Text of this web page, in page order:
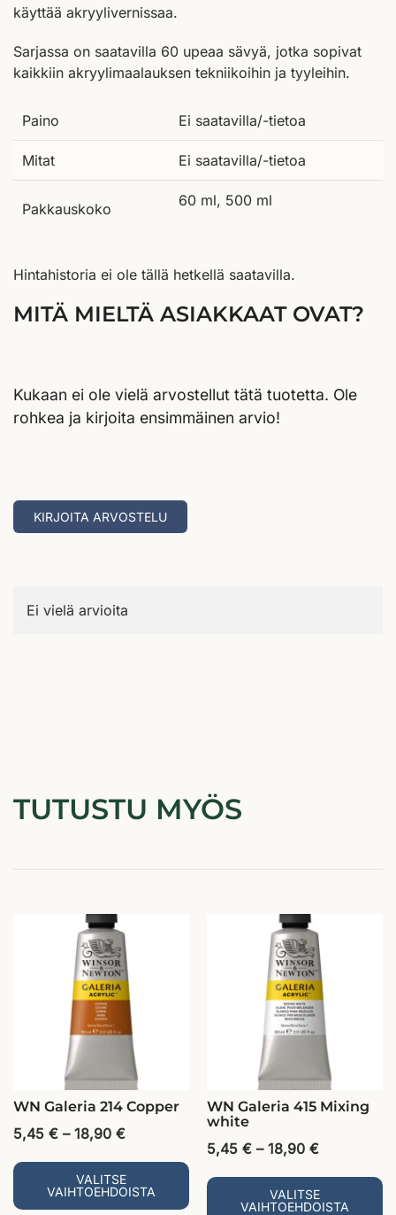
käyttää akryylivernissaa.
Sarjassa on saatavilla 60 upeaa sävyä, jotka sopivat
kaikkiin akryylimaalauksen tekniikoihin ja tyyleihin.
Paino Ei saatavilla/-tietoa
Mitat Ei saatavilla/-tietoa
Pakkauskoko 60 ml, 500 ml
Hintahistoria ei ole tällä hetkellä saatavilla.
MITÄ MIELTÄ ASIAKKAAT OVAT?
Kukaan ei ole vielä arvostellut tätä tuotetta. Ole
rohkea ja kirjoita ensimmäinen arvio!
KIRJOITA ARVOSTELU
Ei vielä arvioita
TUTUSTU MYÖS
WN Galeria 214 Copper
5,45 € – 18,90 €
VALITSE
VAIHTOEHDOISTA
WN Galeria 415 Mixing
white
5,45 € – 18,90 €
VALITSE
VAIHTOEHDOISTA